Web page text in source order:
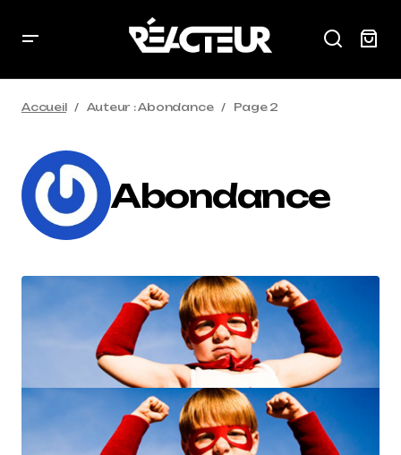
Accueil Auteur : Abondance Page 2
Abondance